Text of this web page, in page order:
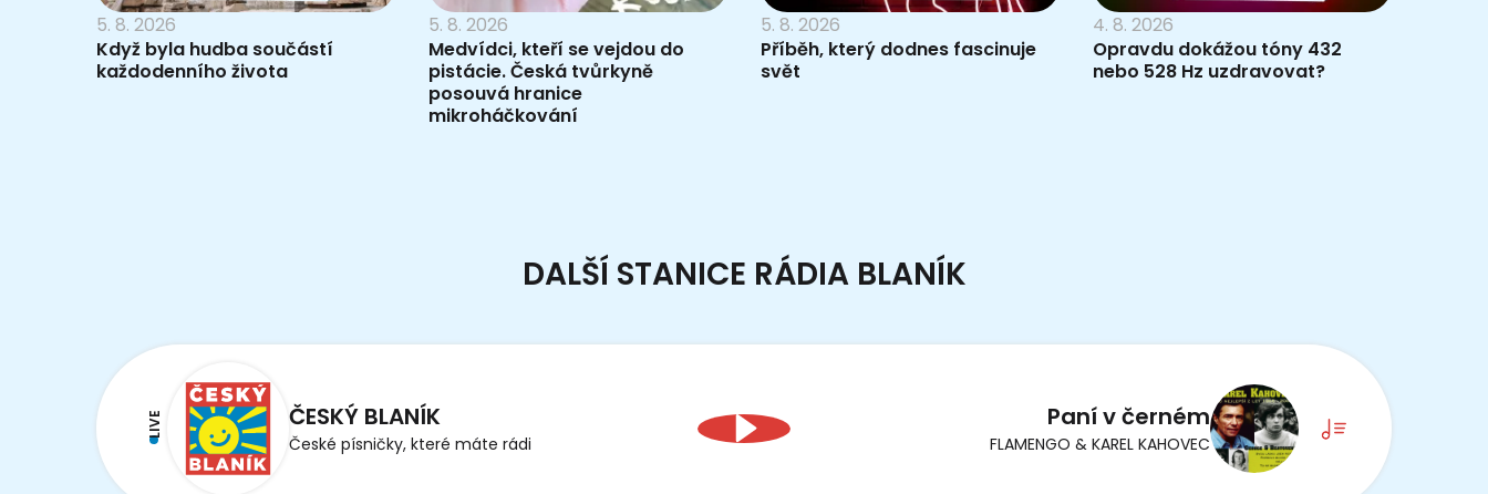
5. 8. 2026
Když byla hudba součástí
každodenního života
5. 8. 2026
Medvídci, kteří se vejdou do
pistácie. Česká tvůrkyně
posouvá hranice
mikroháčkování
5. 8. 2026
Příběh, který dodnes fascinuje
svět
4. 8. 2026
Opravdu dokážou tóny 432
nebo 528 Hz uzdravovat?
DALŠÍ STANICE RÁDIA BLANÍK
LIVE ČESKÝ BLANÍK
České písničky, které máte rádi
Paní v černém
FLAMENGO & KAREL KAHOVEC